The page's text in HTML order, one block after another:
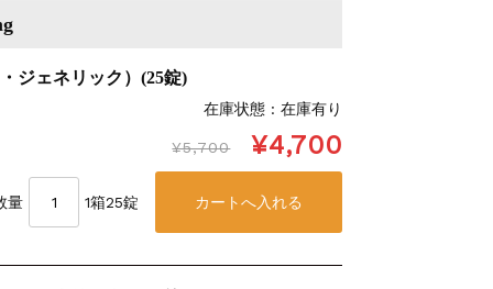
ジェネリック）(25錠)
在庫状態 : 在庫有り
¥5,700 ¥4,700
量 1箱25錠